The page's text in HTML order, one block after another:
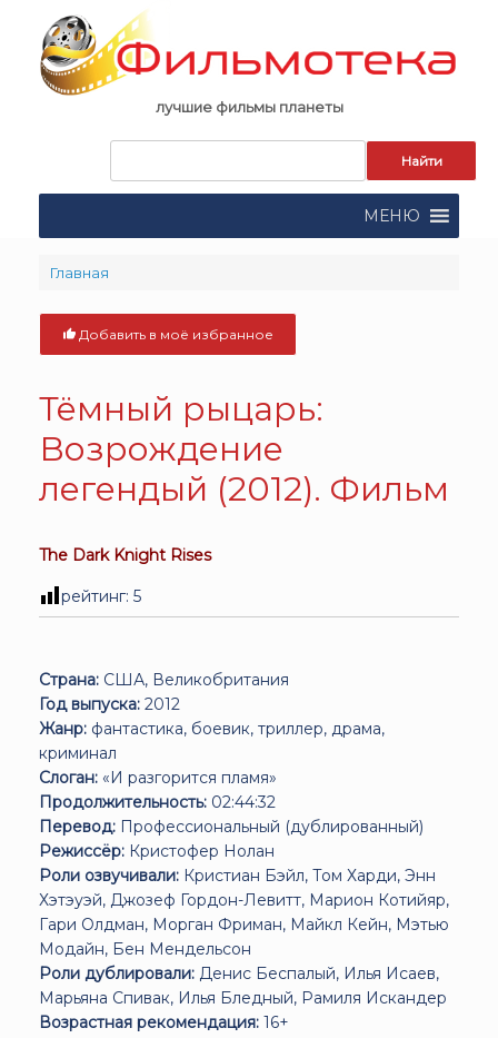
content
лучшие фильмы планеты
поиска:
МЕНЮ
Главная
Добавить в моё избранное
Тёмный рыцарь:
Возрождение
легендый (2012). Фильм
The Dark Knight Rises
рейтинг: 5
Страна: США, Великобритания
Год выпуска: 2012
Жанр: фантастика, боевик, триллер, драма,
криминал
Слоган: «И разгорится пламя»
Продолжительность: 02:44:32
Перевод: Профессиональный (дублированный)
Режиссёр: Кристофер Нолан
Роли озвучивали: Кристиан Бэйл, Том Харди, Энн
Хэтэуэй, Джозеф Гордон-Левитт, Марион Котийяр,
Гари Олдман, Морган Фриман, Майкл Кейн, Мэтью
Модайн, Бен Мендельсон
Роли дублировали: Денис Беспалый, Илья Исаев,
Марьяна Спивак, Илья Бледный, Рамиля Искандер
Возрастная рекомендация: 16+